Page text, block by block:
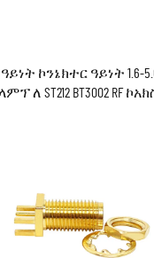
ኮንኔክተር ዓይነት 1.6-
ለ ST212 BT3002 RF